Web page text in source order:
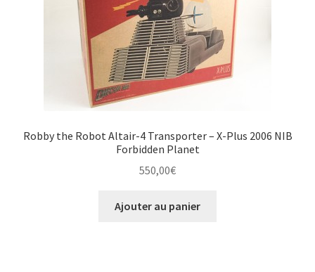
Robby the Robot Altair-4 Transporter – X-Plus 2006 NIB
Forbidden Planet
550,00€
Ajouter au panier